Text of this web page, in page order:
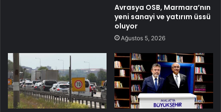
Avrasya OSB, Marmara’nın
yeni sanayi ve yatırım üssü
oluyor
Ağustos 5, 2026